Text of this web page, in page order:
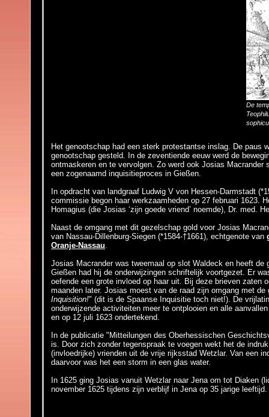
Het genootschap had een sterk protestantse inslag. De paus
genootschap gesteld. In de zeventiende eeuw werd de
ontmaskeren en te vervolgen. Zo werd ook Josias Macrander
een zogenaamd inquisitieproces in Gießen.
In opdracht van landgraaf Ludwig V von Hessen-Darmstadt
commissie begon haar werkzaamheden op 27 februari 1623.
Homagius (die Josias ‘zijn goede vriend’ noemde), Dr. med.
Naast de omgang met dit gezelschap gold voor Josias
van Nassau-Dillenburg-Siegen (*1584-†1661), echtgenote van
Oranje-Nassau.
Josias Macrander was tweemaal op slot Waldeck en heeft
Gießen had hij de onderwijzingen schriftelijk voortgezet. Er
oefende een grote invloed op haar uit. Bij deze brieven zaten
maanden later. Josias moest van de raad zijn omgang met
Inquisition!" (dit is de Spaanse Inquisitie toch niet!). De
onderwijzende activiteiten meer te ontplooien en alle
en op 12 juli 1623 ondertekend.
In de publicatie "Mitteilungen des Oberhessischen
is. Door zich zonder tegenspraak te voegen wekt het de
(invloedrijke) vrienden uit de vrije rijksstad Wetzlar. Van een
daarvoor was het een storm in een glas water.
In 1625 ging Josias vanuit Wetzlar naar Jena om tot Diaken
november 1625 tijdens zijn verblijf in Jena op 35 jarige leeftijd.
De